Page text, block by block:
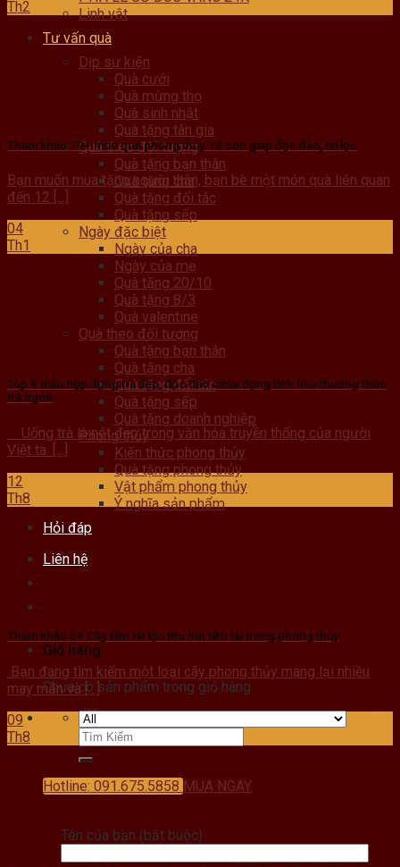
Linh vật
Tư vấn quà
Dịp sự kiện
Quà cưới
Quà mừng thọ
Quà sinh nhật
Quà tặng tân gia
Quà theo đối tượng
Quà tặng bạn thân
Quà tặng cha
Quà tặng đối tác
Quà tặng sếp
Ngày đặc biệt
Ngày của cha
Ngày của mẹ
Quà tặng 20/10
Quà tặng 8/3
Quà valentine
Quà theo đối tượng
Quà tặng bạn thân
Quà tặng cha
Quà tặng đối tác
Quà tặng sếp
Quà tặng doanh nghiệp
Phong thủy
Kiến thức phong thủy
Quà tặng phong thủy
Vật phẩm phong thủy
Ý nghĩa sản phẩm
Hỏi đáp
Liên hệ
Giỏ hàng
Chưa có sản phẩm trong giỏ hàng.
Hotline: 091.675.5858 MUA NGAY
Tên của bạn (bắt buộc)
Th2
Tham khảo 79+ món quà phong thủy 12 con giáp độc đáo, tài lộc
Bạn muốn mua tặng người thân, bạn bè một món quà liên quan
đến 12 [...]
04
Th1
Top 9 mẫu hộp đựng trà đẹp, độc đáo chứa đựng tinh hoa thưởng thức
trà ngon
Uống trà là nét đẹp trong văn hóa truyền thống của người
Việt ta. [...]
12
Th8
Tham khảo 5+ Cây tiền tài lộc thu hút tiền tài trong phong thủy
Bạn đang tìm kiếm một loại cây phong thủy mang lại nhiều
may mắn và [...]
09
Th8